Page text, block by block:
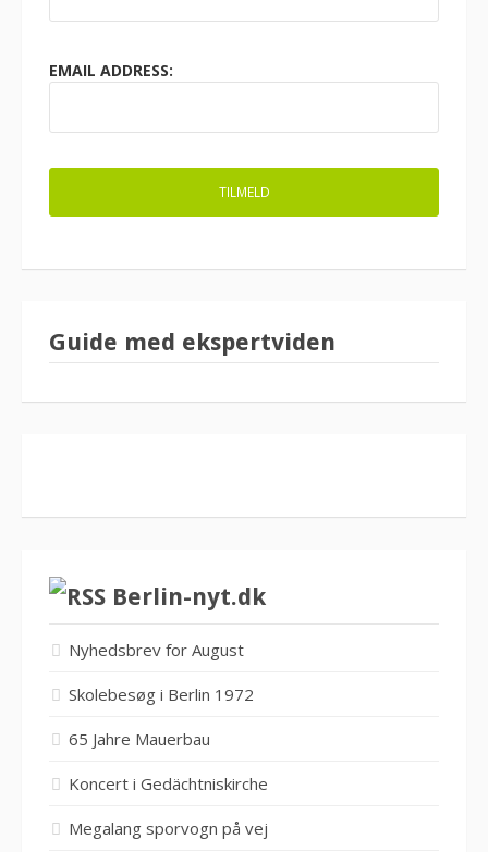
EMAIL ADDRESS:
Guide med ekspertviden
Berlin-nyt.dk
Nyhedsbrev for August
Skolebesøg i Berlin 1972
65 Jahre Mauerbau
Koncert i Gedächtniskirche
Megalang sporvogn på vej